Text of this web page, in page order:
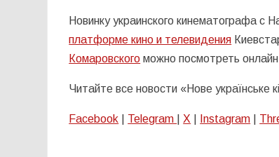
Новинку украинского кинематографа
платформе кино и телевидения
Комаровского можно посмотреть
Читайте все новости «Нове українське
Facebook Telegram X Instagram